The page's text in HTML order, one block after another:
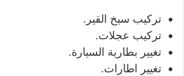
تركيب سيخ القير.
تركيب عجلات.
تغيير بطارية السيارة.
تغيير اطارات.